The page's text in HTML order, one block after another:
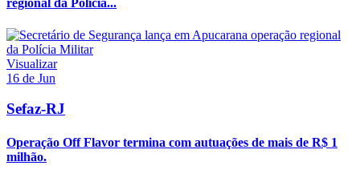
regional da Polícia...
Visualizar
16 de Jun
Sefaz-RJ
Operação Off Flavor termina com autuações de mais de R$ 1
milhão.